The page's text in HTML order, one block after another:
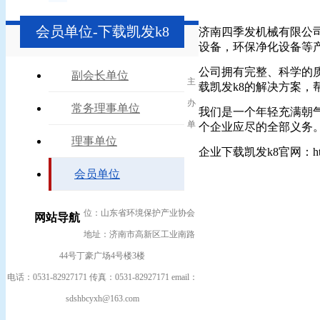
会员单位-下载凯发k8
副会长单位
常务理事单位
理事单位
会员单位
济南四季发机械有限公
设备，环保净化设备等
公司拥有完整、科学的
载凯发k8的解决方案，
我们是一个年轻充满朝
个企业应尽的全部义务
企业下载凯发k8官网：
网站导航
主
办
单
位：山东省环境保护产业协会
地址：济南市高新区工业南路
44号丁豪广场4号楼3楼
电话：0531-82927171 传真：0531-82927171 email：
sdshbcyxh@163.com